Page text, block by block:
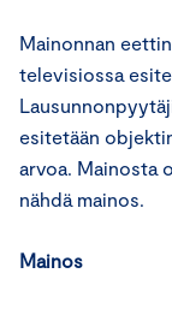
Mainonnan
televisiossa
esitetään
arvoa. Mainosta
nähdä mainos.
Mainos